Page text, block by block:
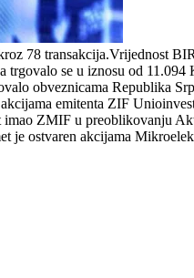
78 transakcija.Vrijednost
se u iznosu od
obveznicama Republika
emitenta ZIF
ZMIF u preoblikovanju
ostvaren akcijama